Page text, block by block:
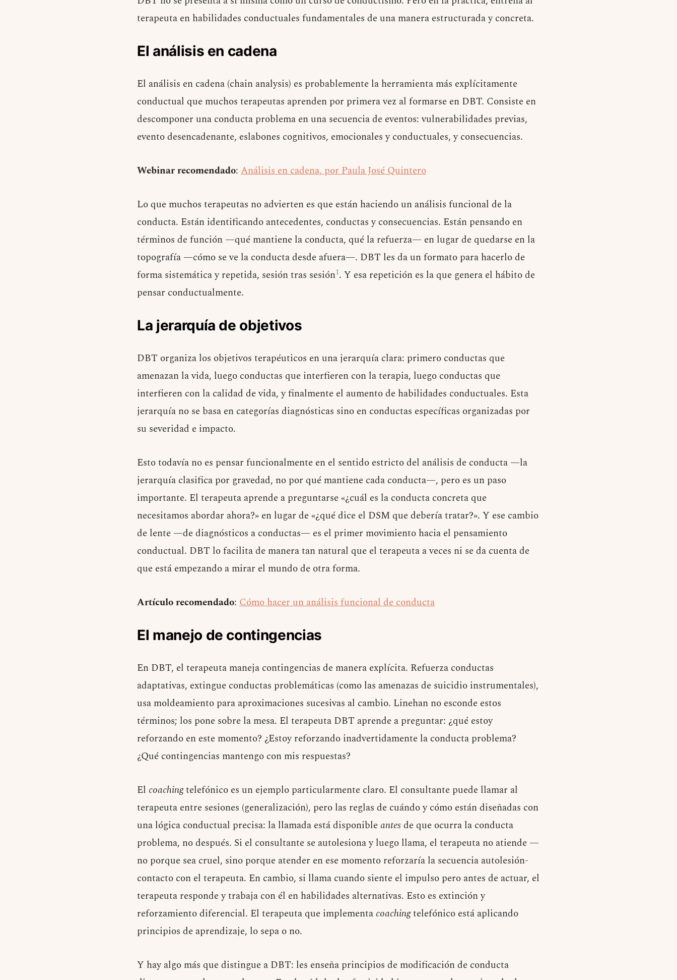
terapeuta en habilidades conductuales fundamentales de una manera estructurada y concreta.
El análisis en cadena
El análisis en cadena (chain analysis) es probablemente la herramienta más explícitamente
conductual que muchos terapeutas aprenden por primera vez al formarse en DBT. Consiste en
descomponer una conducta problema en una secuencia de eventos: vulnerabilidades previas,
evento desencadenante, eslabones cognitivos, emocionales y conductuales, y consecuencias.
Webinar recomendado: Análisis en cadena, por Paula José Quintero
Lo que muchos terapeutas no advierten es que están haciendo un análisis funcional de la
conducta. Están identificando antecedentes, conductas y consecuencias. Están pensando en
términos de función —qué mantiene la conducta, qué la refuerza— en lugar de quedarse en la
topografía —cómo se ve la conducta desde afuera—. DBT les da un formato para hacerlo de
forma sistemática y repetida, sesión tras sesión1. Y esa repetición es la que genera el hábito de
pensar conductualmente.
La jerarquía de objetivos
DBT organiza los objetivos terapéuticos en una jerarquía clara: primero conductas que
amenazan la vida, luego conductas que interfieren con la terapia, luego conductas que
interfieren con la calidad de vida, y finalmente el aumento de habilidades conductuales. Esta
jerarquía no se basa en categorías diagnósticas sino en conductas específicas organizadas por
su severidad e impacto.
Esto todavía no es pensar funcionalmente en el sentido estricto del análisis de conducta —la
jerarquía clasifica por gravedad, no por qué mantiene cada conducta—, pero es un paso
importante. El terapeuta aprende a preguntarse «¿cuál es la conducta concreta que
necesitamos abordar ahora?» en lugar de «¿qué dice el DSM que debería tratar?». Y ese cambio
de lente —de diagnósticos a conductas— es el primer movimiento hacia el pensamiento
conductual. DBT lo facilita de manera tan natural que el terapeuta a veces ni se da cuenta de
que está empezando a mirar el mundo de otra forma.
Artículo recomendado: Cómo hacer un análisis funcional de conducta
El manejo de contingencias
En DBT, el terapeuta maneja contingencias de manera explícita. Refuerza conductas
adaptativas, extingue conductas problemáticas (como las amenazas de suicidio instrumentales),
usa moldeamiento para aproximaciones sucesivas al cambio. Linehan no esconde estos
términos; los pone sobre la mesa. El terapeuta DBT aprende a preguntar: ¿qué estoy
reforzando en este momento? ¿Estoy reforzando inadvertidamente la conducta problema?
¿Qué contingencias mantengo con mis respuestas?
El coachingtelefónico es un ejemplo particularmente claro. El consultante puede llamar al
terapeuta entre sesiones (generalización), pero las reglas de cuándo y cómo están diseñadas con
una lógica conductual precisa: la llamada está disponible antesde que ocurra la conducta
problema, no después. Si el consultante se autolesiona y luego llama, el terapeuta no atiende —
no porque sea cruel, sino porque atender en ese momento reforzaría la secuencia autolesión-
contacto con el terapeuta. En cambio, si llama cuando siente el impulso pero antes de actuar, el
terapeuta responde y trabaja con él en habilidades alternativas. Esto es extinción y
reforzamiento diferencial. El terapeuta que implementa coachingtelefónico está aplicando
principios de aprendizaje, lo sepa o no.
Y hay algo más que distingue a DBT: les enseña principios de modificación de conducta